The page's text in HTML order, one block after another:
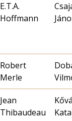
E.T.A.
Hoffmann
Robert
Merle
Jean
Thibaudeau